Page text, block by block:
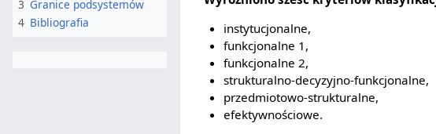
instytucjonalne,
funkcjonalne 1,
funkcjonalne 2,
strukturalno-decyzyjno-funkcjonalne,
przedmiotowo-strukturalne,
efektywnościowe.
3 Granice podsystemów
4 Bibliografia